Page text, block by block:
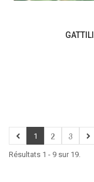
1 2 3
Résultats 1 - 9 sur 19.